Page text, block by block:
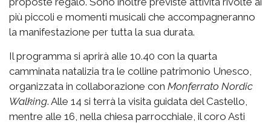
più piccoli e momenti musicali che accompagneranno
la manifestazione per tutta la sua durata.
Il programma si aprirà alle 10.40 con la quarta
camminata natalizia tra le colline patrimonio Unesco,
organizzata in collaborazione con Monferrato Nordic
Walking. Alle 14 si terrà la visita guidata del Castello,
mentre alle 16, nella chiesa parrocchiale, il coro Asti